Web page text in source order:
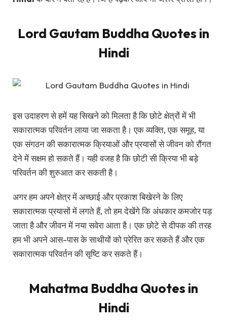
Lord Gautam Buddha Quotes in
Hindi
इस उदाहरण से हमें यह सिखने को मिलता है कि छोटे क्षेत्रों में भी
सकारात्मक परिवर्तन लाया जा सकता है। एक व्यक्ति, एक समूह, या
एक संगठन की सकारात्मक क्रियाओं और प्रयासों से जीवन को रौंगत
देने में सक्षम हो सकते हैं। यही वजह है कि छोटी सी क्रिया भी बड़े
परिवर्तन की शुरुआत कर सकती है।
अगर हम अपने क्षेत्र में अच्छाई और प्रकाश बिखेरने के लिए
सकारात्मक प्रयासों में लगते हैं, तो हम देखेंगे कि अंधकार कमजोर पड़
जाता है और जीवन में नया सवेरा आता है। एक छोटे से दीपक की तरह
हम भी अपने आस-पास के साथीयों को प्रेरित कर सकते हैं और एक
सकारात्मक परिवर्तन की सृष्टि कर सकते हैं।
Mahatma Buddha Quotes in
Hindi